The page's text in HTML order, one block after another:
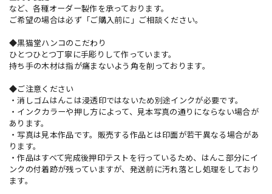
など、各種オーダー製作を承っております。
ご希望の場合は必ず「ご購入前に」ご相談ください。
◆黒猫堂ハンコのこだわり
ひとつひとつ丁寧に手彫りして作っています。
持ち手の木材は指が痛まないよう角を削っております。
◆ご注意ください
・消しゴムはんこは浸透印ではないため別途インクが必要です。
・インクカラーや押し方によって、見本写真の通りにならない場合が
あります。
・写真は見本作品です。販売する作品とは印面が若干異なる場合があ
ります。
・作品はすべて完成後押印テストを行っているため、はんこ部分にイ
ンクの付着跡が残っていますが、発送前に汚れ落とし処理をしており
ます。